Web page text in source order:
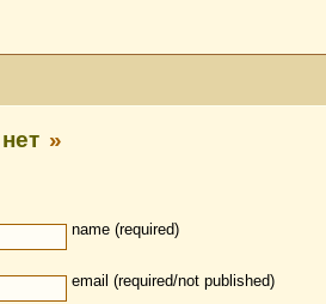
»
name (required)
email (required/not published)